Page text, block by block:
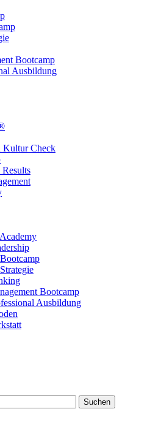
Bootcamp
Ausbildung
Kultur Check
Bootcamp
Ausbildung
Suchen